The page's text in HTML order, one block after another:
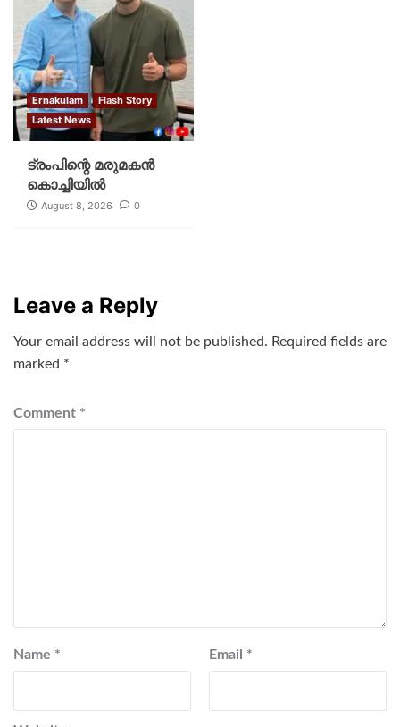
Ernakulam
Flash Story
Latest News
ട്രംപിന്റെ മരുമകന്‍
കൊച്ചിയില്‍
August 8, 2026 0
Leave a Reply
Your email address will not be published. Required fields are
marked *
Comment *
Name * Email *